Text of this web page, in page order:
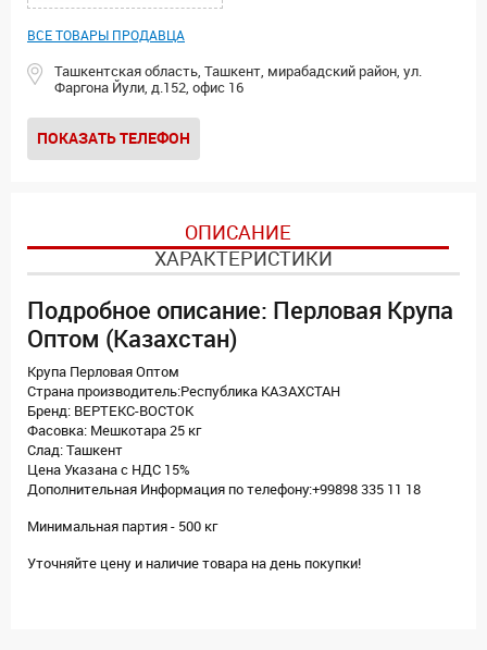
ВСЕ ТОВАРЫ ПРОДАВЦА
Ташкентская область, Ташкент, мирабадский район, ул.
Фаргона Йули, д.152, офис 16
ПОКАЗАТЬ ТЕЛЕФОН
ОПИСАНИЕ
ХАРАКТЕРИСТИКИ
Подробное описание: Перловая Крупа
Оптом (Казахстан)
Крупа Перловая Оптом
Страна производитель:Республика КАЗАХСТАН
Бренд: ВЕРТЕКС-ВОСТОК
Фасовка: Мешкотара 25 кг
Слад: Ташкент
Цена Указана с НДС 15%
Дополнительная Информация по телефону:+99898 335 11 18
Минимальная партия - 500 кг
Уточняйте цену и наличие товара на день покупки!